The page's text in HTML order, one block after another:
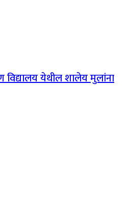
विद्यालय येथील शालेय मुलांना